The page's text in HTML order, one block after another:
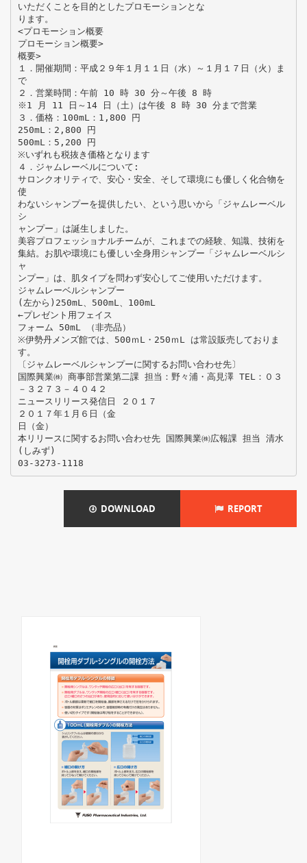
いただくことを目的としたプロモーションとな
ります。
<プロモーション概要
プロモーション概要>
概要>
１．開催期間：平成２９年１月１１日（水）～１月１７日（火）ま
で
２．営業時間：午前 10 時 30 分～午後 8 時
※1 月 11 日～14 日（土）は午後 8 時 30 分まで営業
３．価格：100mL：1,800 円
250mL：2,800 円
500mL：5,200 円
※いずれも税抜き価格となります
４．ジャムレーベルについて:
サロンクオリティで、安心・安全、そして環境にも優しく化合物を
使
わないシャンプーを提供したい、という思いから「ジャムレーベル
シ
ャンプー」は誕生しました。
美容プロフェッショナルチームが、これまでの経験、知識、技術を
集結。お肌や環境にも優しい全身用シャンプー「ジャムレーベルシ
ャ
ンプー」は、肌タイプを問わず安心してご使用いただけます。
ジャムレーベルシャンプー
(左から)250mL、500mL、100mL
←プレゼント用フェイス
フォーム 50mL （非売品）
※伊勢丹メンズ館では、500ｍL・250ｍL は常設販売しておりま
す。
〔ジャムレーベルシャンプーに関するお問い合わせ先〕
国際興業㈱ 商事部営業第二課 担当：野々浦・高見澤 TEL：０３
－３２７３－４０４２
ニュースリリース発信日 ２０１７
２０１７年１月６日（金
日（金）
本リリースに関するお問い合わせ先 国際興業㈱広報課 担当 清水
(しみず)
DOWNLOAD REPORT